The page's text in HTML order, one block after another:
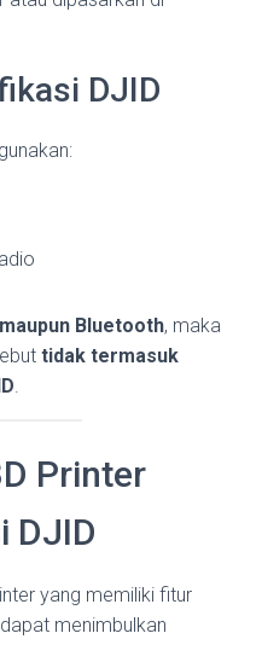
DJID
Bluetooth, maka
tidak termasuk
.
Printer
DJID
yang memiliki fitur
menimbulkan